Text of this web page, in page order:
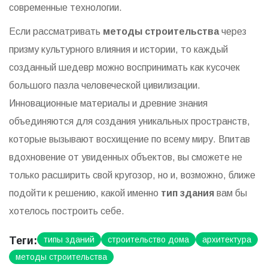
современные технологии.
Если рассматривать методы строительствачерез
призму культурного влияния и истории, то каждый
созданный шедевр можно воспринимать как кусочек
большого пазла человеческой цивилизации.
Инновационные материалы и древние знания
объединяются для создания уникальных пространств,
которые вызывают восхищение по всему миру. Впитав
вдохновение от увиденных объектов, вы сможете не
только расширить свой кругозор, но и, возможно, ближе
подойти к решению, какой именно тип здания вам бы
хотелось построить себе.
Теги: типы зданий строительство дома
архитектура
методы строительства